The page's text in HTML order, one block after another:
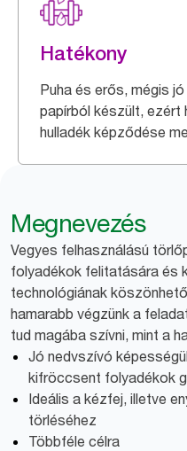
Hatékony
Puha és erős, mégis
papírból készült, ezért
hulladék képződése
Megnevezés
Vegyes felhasználású
folyadékok felitatására és
technológiának
hamarabb végzünk a
tud magába szívni, mint a
Jó nedvszívó
kifröccsent folyadékok
Ideális a kézfej, illetve
törléséhez
Többféle célra